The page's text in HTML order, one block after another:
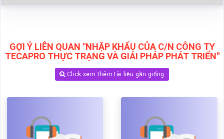
GỢI Ý LIÊN QUAN "NHẬP KHẨU CỦA C/N CÔNG TY
TECAPRO THỰC TRẠNG VÀ GIẢI PHÁP PHÁT TRIỂN"
Click xem thêm tài liệu gần giống